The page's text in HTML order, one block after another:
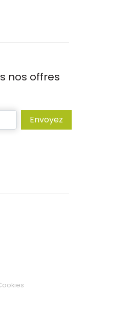
nos offres
Envoyez